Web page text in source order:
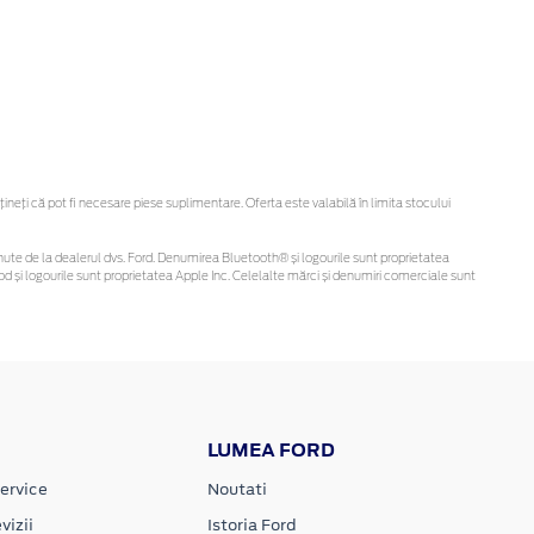
că pot fi necesare piese suplimentare. Oferta este valabilă în limita stocului
de la dealerul dvs. Ford. Denumirea Bluetooth® și logourile sunt proprietatea
și logourile sunt proprietatea Apple Inc. Celelalte mărci și denumiri comerciale sunt
LUMEA FORD
Noutati
Istoria Ford